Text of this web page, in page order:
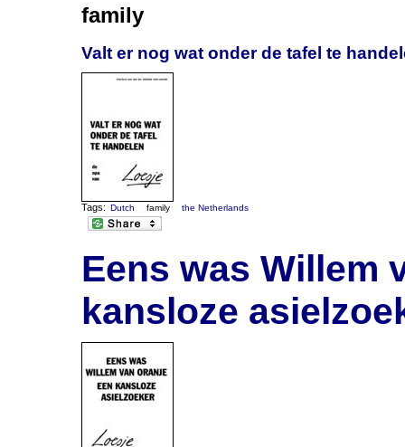
family
Valt er nog wat onder de tafel te
Tags: Dutch family the Netherlands
Eens was Willem
kansloze